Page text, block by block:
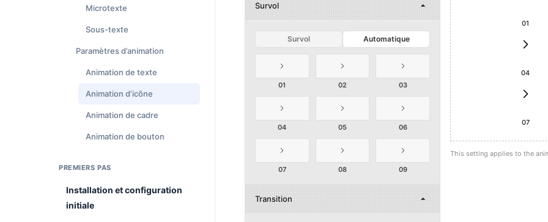
Microtexte
Sous-texte
Paramètres d’animation
Animation de texte
Animation d’icône
Animation de cadre
Animation de bouton
PREMIERS PAS
Installation et configuration
initiale
Survol
Survol Automatique
01 02 03
04 05 06
07 08 09
Transition
01
04
07
This setting applies to the